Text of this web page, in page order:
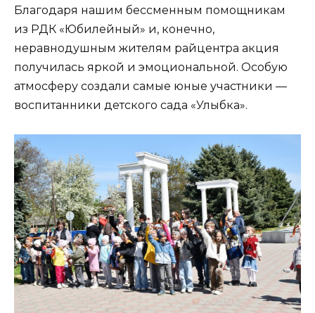
Благодаря нашим бессменным помощникам
из РДК «Юбилейный» и, конечно,
неравнодушным жителям райцентра акция
получилась яркой и эмоциональной. Особую
атмосферу создали самые юные участники —
воспитанники детского сада «Улыбка».